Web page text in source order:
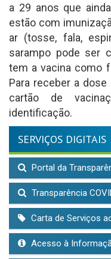
a 29 anos que
estão com
ar (tosse, fala,
sarampo pode ser
tem a vacina como
Para receber a
cartão de
identificação.
SERVIÇOS DIGITAIS
Portal da
Transparência
Carta de Serviços
Acesso à